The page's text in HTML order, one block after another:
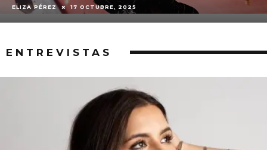
ELIZA PÉREZ 17 OCTUBRE, 2025
ENTREVISTAS